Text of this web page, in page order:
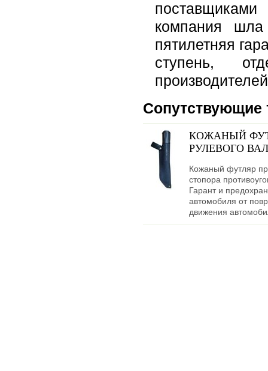
компания
пятилетняя
ступень,
Сопутствующие
КОЖАНЫЙ
РУЛЕВОГО
Кожаный футляр
стопора
Гарант и
автомобиля от
движения